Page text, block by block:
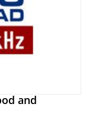
and